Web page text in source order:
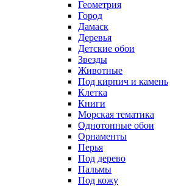
Геометрия
Город
Дамаск
Деревья
Детские обои
Звезды
Животные
Под кирпич и камень
Клетка
Книги
Морская тематика
Однотонные обои
Орнаменты
Перья
Под дерево
Пальмы
Под кожу